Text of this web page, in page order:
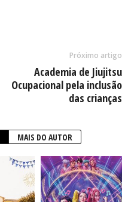
Próximo artigo
Academia de Jiujitsu
Ocupacional pela inclusão
das crianças
MAIS DO AUTOR